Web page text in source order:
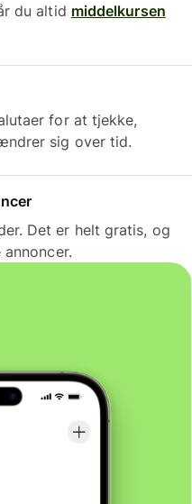
du altid middelkursen
for at tjekke,
sig over tid.
Det er helt gratis, og